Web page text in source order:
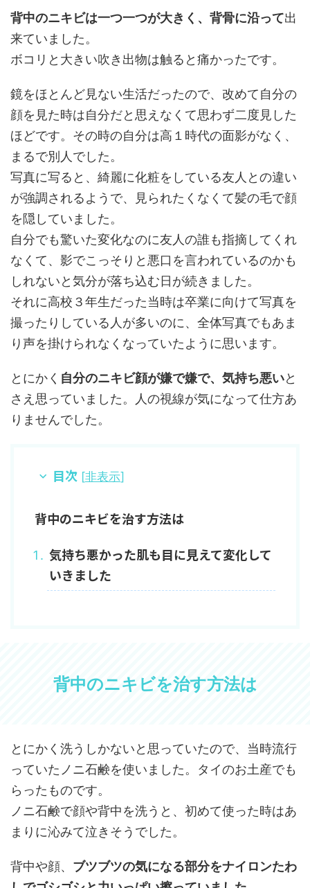
背中のニキビは一つ一つが大きく、背骨に沿って出
来ていました。
ボコリと大きい吹き出物は触ると痛かったです。
鏡をほとんど見ない生活だったので、改めて自分の
顔を見た時は自分だと思えなくて思わず二度見した
ほどです。その時の自分は高１時代の面影がなく、
まるで別人でした。
写真に写ると、綺麗に化粧をしている友人との違い
が強調されるようで、見られたくなくて髪の毛で顔
を隠していました。
自分でも驚いた変化なのに友人の誰も指摘してくれ
なくて、影でこっそりと悪口を言われているのかも
しれないと気分が落ち込む日が続きました。
それに高校３年生だった当時は卒業に向けて写真を
撮ったりしている人が多いのに、全体写真でもあま
り声を掛けられなくなっていたように思います。
とにかく 自分のニキビ顔が嫌で嫌で、気持ち悪いと
さえ思っていました。人の視線が気になって仕方あ
りませんでした。
目次 [非表示]
背中のニキビを治す方法は
気持ち悪かった肌も目に見えて変化して
いきました
背中のニキビを治す方法は
とにかく洗うしかないと思っていたので、当時流行
っていたノニ石鹸を使いました。タイのお土産でも
らったものです。
ノニ石鹸で顔や背中を洗うと、初めて使った時はあ
まりに沁みて泣きそうでした。
背中や顔、 ブツブツの気になる部分をナイロンたわ